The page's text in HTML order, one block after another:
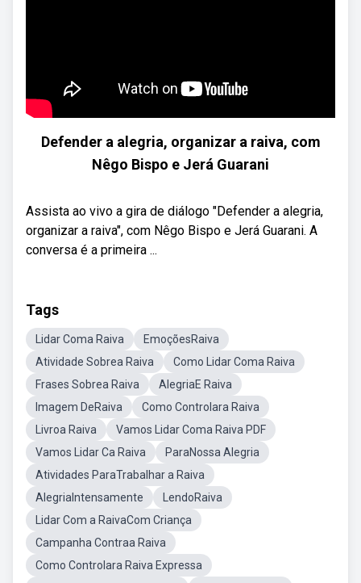
Defender a alegria, organizar a raiva, com
Nêgo Bispo e Jerá Guarani
Assista ao vivo a gira de diálogo "Defender a alegria,
organizar a raiva", com Nêgo Bispo e Jerá Guarani. A
conversa é a primeira ...
Tags
Lidar Coma Raiva
EmoçõesRaiva
Atividade Sobrea Raiva
Como Lidar Coma Raiva
Frases Sobrea Raiva
AlegriaE Raiva
Imagem DeRaiva
Como Controlara Raiva
Livroa Raiva
Vamos Lidar Coma Raiva PDF
Vamos Lidar Ca Raiva
ParaNossa Alegria
Atividades ParaTrabalhar a Raiva
AlegriaIntensamente
LendoRaiva
Lidar Com a RaivaCom Criança
Campanha Contraa Raiva
Como Controlara Raiva Expressa